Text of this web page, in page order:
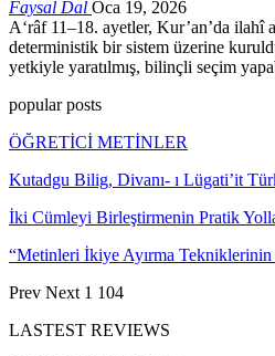
Faysal Dal Oca 19, 2026
A‘râf 11–18. ayetler, Kur’an’da ilahî
deterministik bir sistem üzerine
yetkiyle yaratılmış, bilinçli seçim
popular posts
ÖĞRETİCİ METİNLER
Kutadgu Bilig, Divanı- ı Lügati’it
İki Cümleyi Birleştirmenin Pratik
“Metinleri İkiye Ayırma
Prev Next 1 104
LASTEST REVIEWS